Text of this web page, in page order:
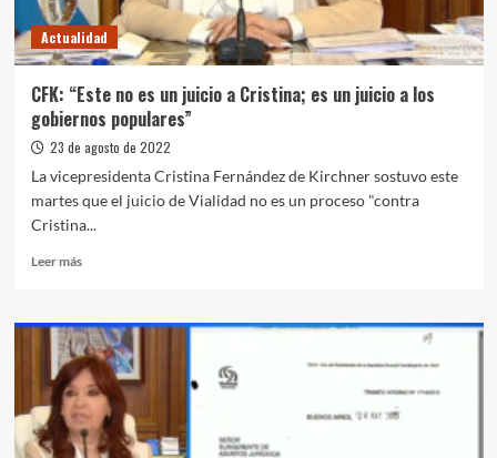
programa
de
regularización
Actualidad
CFK: “Este no es un juicio a Cristina; es un juicio a los
gobiernos populares”
23 de agosto de 2022
La vicepresidenta Cristina Fernández de Kirchner sostuvo este
martes que el juicio de Vialidad no es un proceso "contra
Cristina...
Leer másLeer
CFK:
“Este
no
es
un
juicio
a